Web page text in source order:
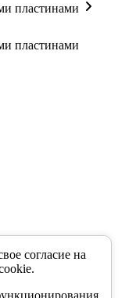
пластинами
пластинами
High feed
согласие на